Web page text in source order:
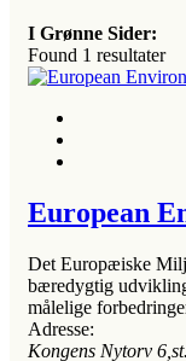
I Grønne Sider:
Found 1 resultater
European
Det Europæiske
bæredygtig
målelige
Adresse:
Kongens Nytorv 6,st.